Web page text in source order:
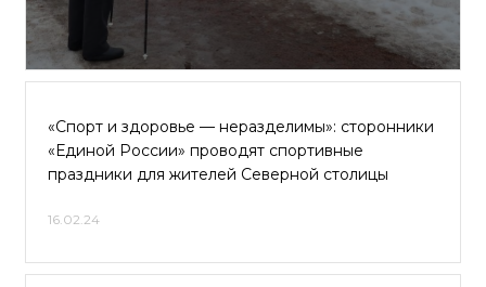
«Спорт и здоровье — неразделимы»: сторонники
«Единой России» проводят спортивные
праздники для жителей Северной столицы
16.02.24